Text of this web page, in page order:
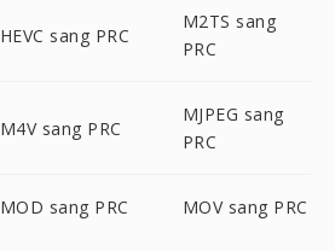
HEVC sang PRC
M2TS sang
PRC
M4V sang PRC
MJPEG sang
PRC
MOD sang PRC MOV sang PRC